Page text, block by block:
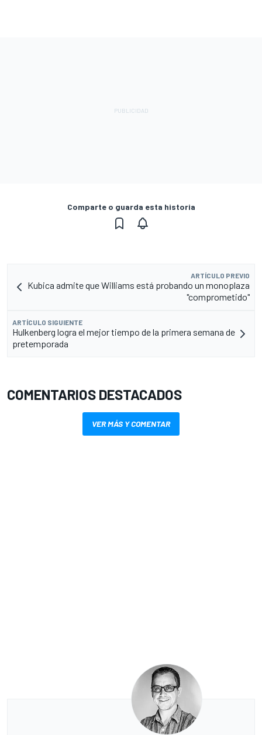
Comparte o guarda esta historia
ARTÍCULO PREVIO
Kubica admite que Williams está probando un monoplaza
"comprometido"
ARTÍCULO SIGUIENTE
Hulkenberg logra el mejor tiempo de la primera semana de
pretemporada
COMENTARIOS DESTACADOS
VER MÁS Y COMENTAR